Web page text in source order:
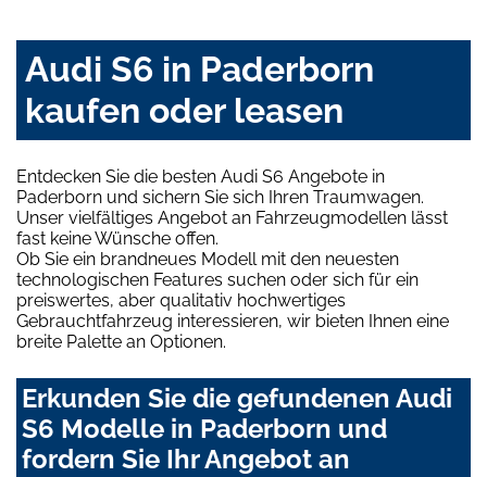
Audi S6 in Paderborn
kaufen oder leasen
Entdecken Sie die besten Audi S6 Angebote in
Paderborn und sichern Sie sich Ihren Traumwagen.
Unser vielfältiges Angebot an Fahrzeugmodellen lässt
fast keine Wünsche offen.
Ob Sie ein brandneues Modell mit den neuesten
technologischen Features suchen oder sich für ein
preiswertes, aber qualitativ hochwertiges
Gebrauchtfahrzeug interessieren, wir bieten Ihnen eine
breite Palette an Optionen.
Erkunden Sie die gefundenen Audi
S6 Modelle in Paderborn und
fordern Sie Ihr Angebot an